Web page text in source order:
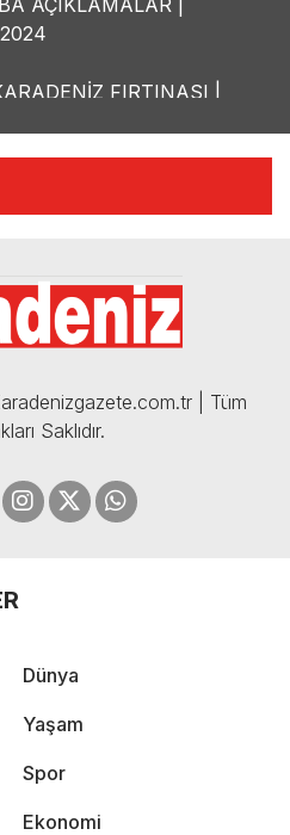
AÇIKLAMALAR |
FIRTINASI |
FIRTINASI |
| Tüm
Saklıdır.
Dünya
Yaşam
Spor
Ekonomi